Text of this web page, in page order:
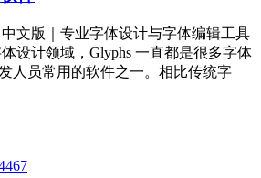
中文版｜专业字体设计与字体编辑工具
设计领域，Glyphs 一直都是很多字体
人员常用的软件之一。相比传统字